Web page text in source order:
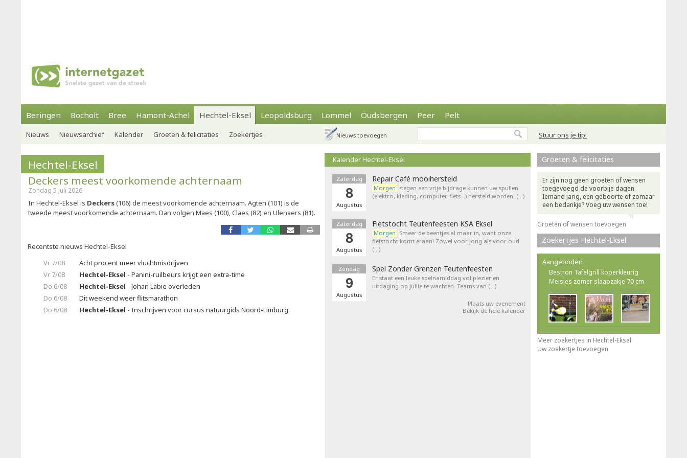
Beringen Bocholt Bree Hamont-Achel Hechtel-Eksel Leopoldsburg Lommel Oudsbergen Peer Pelt
Stuur ons je tip!
Nieuws Nieuwsarchief Kalender Groeten & felicitaties Zoekertjes Nieuws toevoegen
Hechtel-Eksel
Deckers meest voorkomende achternaam
Zondag 5 juli 2026
In Hechtel-Eksel is Deckers(106) de meest voorkomende achternaam. Agten (101) is de
tweede meest voorkomende achternaam. Dan volgen Maes (100), Claes (82) en Ulenaers (81).
Recentste nieuws Hechtel-Eksel
Vr 7/08
Acht procent meer vluchtmisdrijven
Vr 7/08
Hechtel-Eksel - Panini-ruilbeurs krijgt een extra-time
Do 6/08
Hechtel-Eksel - Johan Labie overleden
Do 6/08
Dit weekend weer flitsmarathon
Do 6/08
Hechtel-Eksel - Inschrijven voor cursus natuurgids Noord-Limburg
Kalender Hechtel-Eksel
Zaterdag
8
Augustus
Repair Café mooihersteld
Morgen •tegen een vrije bijdrage kunnen uw spullen
(elektro, kleding, computer, fiets…) hersteld worden. (…)
Zaterdag
8
Augustus
Fietstocht Teutenfeesten KSA Eksel
Morgen Smeer de beentjes al maar in, want onze
fietstocht komt eraan! Zowel voor jong als voor oud
(…)
Zondag
9
Augustus
Spel Zonder Grenzen Teutenfeesten
Er staat een leuke spelnamiddag vol plezier en
uitdaging op jullie te wachten. Teams van (…)
Plaats uw evenement
Bekijk de hele kalender
Groeten & felicitaties
Er zijn nog geen groeten of wensen
toegevoegd de voorbije dagen.
Iemand jarig, een geboorte of zomaar
een bedankje? Voeg uw wensen toe!
Groeten of wensen toevoegen
Zoekertjes Hechtel-Eksel
Aangeboden
Bestron Tafelgrill koperkleurig
Meisjes zomer slaapzakje 70 cm
Meer zoekertjes in Hechtel-Eksel
Uw zoekertje toevoegen